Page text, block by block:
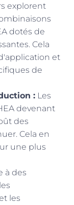
explorent
dotés de
Cela
et
de
: Les
devenant
des
Cela en
une plus
à des
les